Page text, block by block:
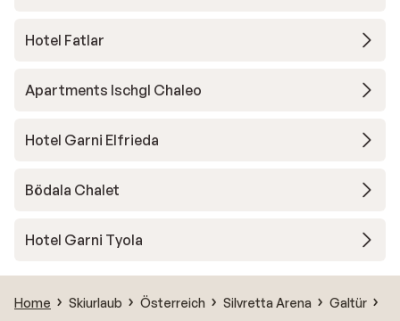
Hotel Fatlar
Apartments Ischgl Chaleo
Hotel Garni Elfrieda
Bödala Chalet
Hotel Garni Tyola
Home Skiurlaub Österreich Silvretta Arena
Galtür